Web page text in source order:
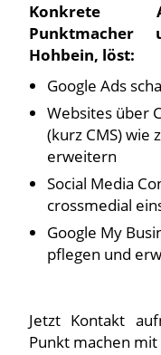
Konkrete
Punktmacher
Hohbein, löst:
Google Ads
Websites über
(kurz CMS) wie
erweitern
Social Media
crossmedial
Google My
pflegen und
Jetzt Kontakt
Punkt machen mit